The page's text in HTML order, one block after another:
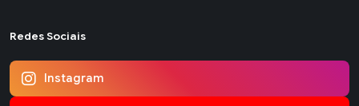
Redes Sociais
Instagram